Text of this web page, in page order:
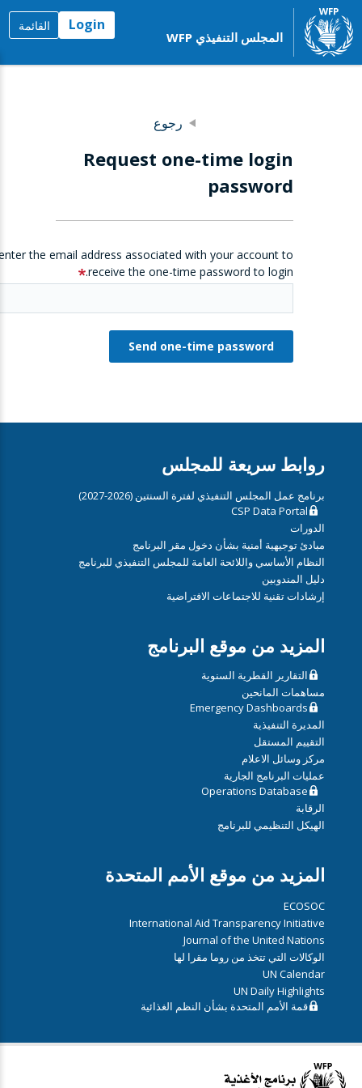
المجلس التنفيذي WFP
Login القائمة
رجوع
Request one-time login
password
the email address associated with your account to
receive the one-time password to login.
روابط سريعة للمجلس
برنامج عمل المجلس التنفيذي لفترة السنتين (2026-2027)
CSP Data Portal
الدورات
مبادئ توجيهية أمنية بشأن دخول مقر البرنامج
النظام الأساسي واللائحة العامة للمجلس التنفيذي للبرنامج
دليل المندوبين
إرشادات تقنية للاجتماعات الافتراضية
المزيد من موقع البرنامج
التقارير القطرية السنوية
مساهمات المانحين
Emergency Dashboards
المديرة التنفيذية
التقييم المستقل
مركز وسائل الاعلام
عمليات البرنامج الجارية
Operations Database
الرقابة
الهيكل التنظيمي للبرنامج
المزيد من موقع الأمم المتحدة
ECOSOC
International Aid Transparency Initiative
Journal of the United Nations
الوكالات التي تتخذ من روما مقرا لها
UN Calendar
UN Daily Highlights
قمة الأمم المتحدة بشأن النظم الغذائية